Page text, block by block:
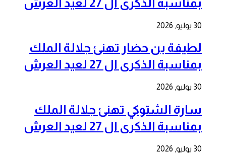
30 يوليو, 2026
لطيفة بن حضار تهنئ جلالة الملك
بمناسبة الذكرى ال 27 لعيد العرش
30 يوليو, 2026
سارة الشتوكي تهنئ جلالة الملك
بمناسبة الذكرى ال 27 لعيد العرش
30 يوليو, 2026